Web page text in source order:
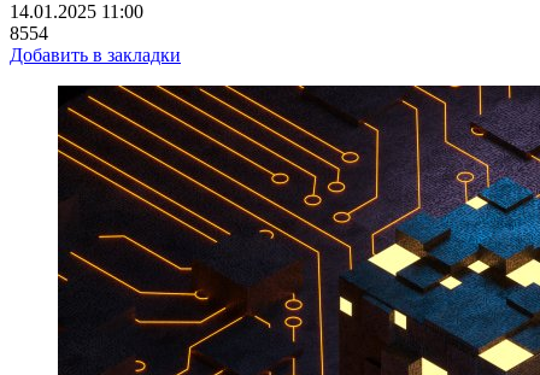
14.01.2025 11:00
8554
Добавить в закладки